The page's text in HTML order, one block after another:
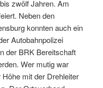
zwölf Jahren. Am
Neben den
konnten auch ein
Autobahnpolizei
der BRK Bereitschaft
Wer mutig war
mit der Drehleiter